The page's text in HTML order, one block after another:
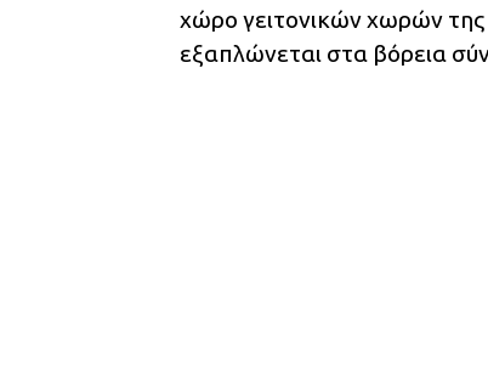
χώρο γειτονικών χωρών της
εξαπλώνεται στα βόρεια